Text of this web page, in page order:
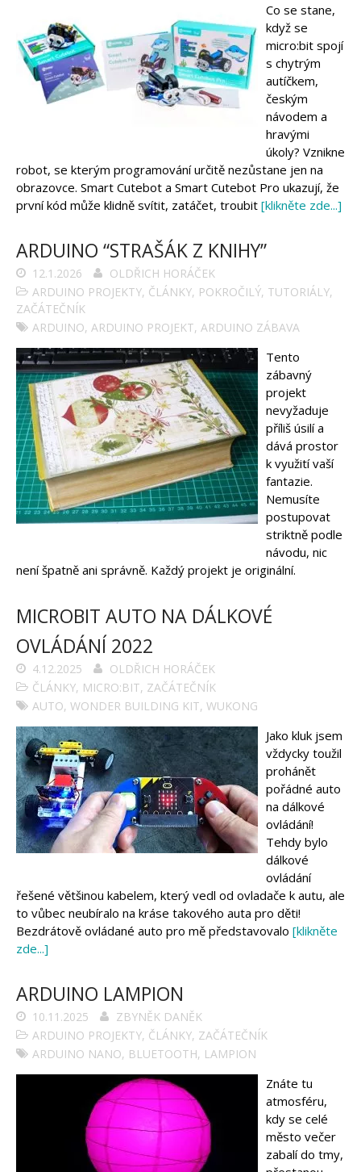
Co se stane,
když se
micro:bit spojí
s chytrým
autíčkem,
českým
návodem a
hravými
úkoly? Vznikne
robot, se kterým programování určitě nezůstane jen na
obrazovce. Smart Cutebot a Smart Cutebot Pro ukazují, že
první kód může klidně svítit, zatáčet, troubit [klikněte zde...]
ARDUINO “STRAŠÁK Z KNIHY”
12.1.2026
OLDŘICH HORÁČEK
ARDUINO PROJEKTY, ČLÁNKY, POKROČILÝ, TUTORIÁLY,
ZAČÁTEČNÍK
ARDUINO, ARDUINO PROJEKT, ARDUINO ZÁBAVA
Tento
zábavný
projekt
nevyžaduje
příliš úsilí a
dává prostor
k využití vaší
fantazie.
Nemusíte
postupovat
striktně podle
návodu, nic
není špatně ani správně. Každý projekt je originální.
MICROBIT AUTO NA DÁLKOVÉ
OVLÁDÁNÍ 2022
4.12.2025
OLDŘICH HORÁČEK
ČLÁNKY, MICRO:BIT, ZAČÁTEČNÍK
AUTO, WONDER BUILDING KIT, WUKONG
Jako kluk jsem
vždycky toužil
prohánět
pořádné auto
na dálkové
ovládání!
Tehdy bylo
dálkové
ovládání
řešené většinou kabelem, který vedl od ovladače k autu, ale
to vůbec neubíralo na kráse takového auta pro děti!
Bezdrátově ovládané auto pro mě představovalo [klikněte
zde...]
ARDUINO LAMPION
10.11.2025
ZBYNĚK DANĚK
ARDUINO PROJEKTY, ČLÁNKY, ZAČÁTEČNÍK
ARDUINO NANO, BLUETOOTH, LAMPION
Znáte tu
atmosféru,
kdy se celé
město večer
zabalí do tmy,